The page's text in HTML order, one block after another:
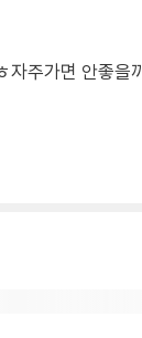
주가면 안좋